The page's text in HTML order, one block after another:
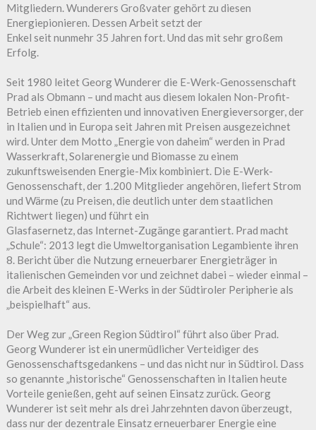
Mitgliedern. Wunderers Großvater gehört zu diesen
Energiepionieren. Dessen Arbeit setzt der
Enkel seit nunmehr 35 Jahren fort. Und das mit sehr großem
Erfolg.
Seit 1980 leitet Georg Wunderer die E-Werk-Genossenschaft
Prad als Obmann – und macht aus diesem lokalen Non-Profit-
Betrieb einen effizienten und innovativen Energieversorger, der
in Italien und in Europa seit Jahren mit Preisen ausgezeichnet
wird. Unter dem Motto „Energie von daheim“ werden in Prad
Wasserkraft, Solarenergie und Biomasse zu einem
zukunftsweisenden Energie-Mix kombiniert. Die E-Werk-
Genossenschaft, der 1.200 Mitglieder angehören, liefert Strom
und Wärme (zu Preisen, die deutlich unter dem staatlichen
Richtwert liegen) und führt ein
Glasfasernetz, das Internet-Zugänge garantiert. Prad macht
„Schule“: 2013 legt die Umweltorganisation Legambiente ihren
8. Bericht über die Nutzung erneuerbarer Energieträger in
italienischen Gemeinden vor und zeichnet dabei – wieder einmal –
die Arbeit des kleinen E-Werks in der Südtiroler Peripherie als
„beispielhaft“ aus.
Der Weg zur „Green Region Südtirol“ führt also über Prad.
Georg Wunderer ist ein unermüdlicher Verteidiger des
Genossenschaftsgedankens – und das nicht nur in Südtirol. Dass
so genannte „historische“ Genossenschaften in Italien heute
Vorteile genießen, geht auf seinen Einsatz zurück. Georg
Wunderer ist seit mehr als drei Jahrzehnten davon überzeugt,
dass nur der dezentrale Einsatz erneuerbarer Energie eine